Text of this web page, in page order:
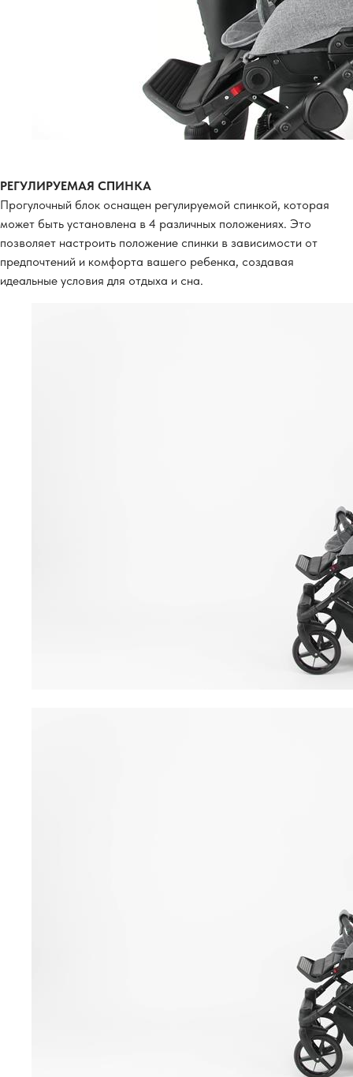
РЕГУЛИРУЕМАЯ СПИНКА
Прогулочный блок оснащен регулируемой спинкой, которая
может быть установлена в 4 различных положениях. Это
позволяет настроить положение спинки в зависимости от
предпочтений и комфорта вашего ребенка, создавая
идеальные условия для отдыха и сна.